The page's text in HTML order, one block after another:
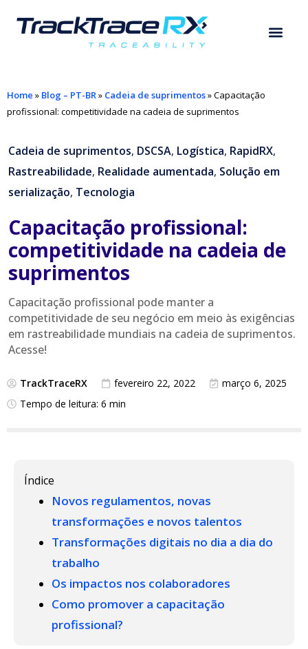
Home » Blog – PT-BR» Cadeia de suprimentos»Capacitação
profissional: competitividade na cadeia de suprimentos
Cadeia de suprimentos, DSCSA, Logística, RapidRX,
Rastreabilidade, Realidade aumentada, Solução em
serialização, Tecnologia
Capacitação profissional:
competitividade na cadeia de
suprimentos
Capacitação profissional pode manter a
competitividade de seu negócio em meio às exigências
em rastreabilidade mundiais na cadeia de suprimentos.
Acesse!
TrackTraceRX fevereiro 22, 2022
março 6, 2025
Tempo de leitura: 6 min
Índice
Novos regulamentos, novas
transformações e novos talentos
Transformações digitais no dia a dia do
trabalho
Os impactos nos colaboradores
Como promover a capacitação
profissional?